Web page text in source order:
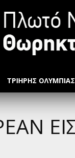
ΤΡΙΉΡΗΣ ΟΛΥΜΠΙΆΣ